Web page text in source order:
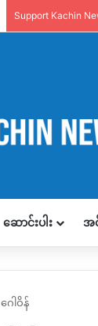
Support Kachin
ဆောင်းပါး အ
ဂေါဝိန်